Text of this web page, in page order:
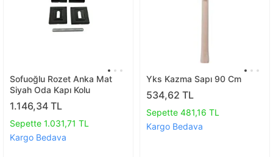
Sofuoğlu Rozet Anka Mat
Siyah Oda Kapı Kolu
1.146,34 TL
Sepette 1.031,71 TL
Kargo Bedava
Yks Kazma Sapı 90 Cm
534,62 TL
Sepette 481,16 TL
Kargo Bedava